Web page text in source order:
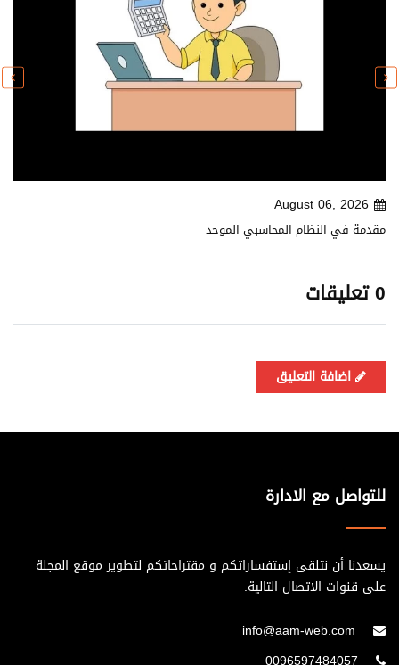
August 06, 2026
مقدمة في النظام المحاسبي الموحد
0 تعليقات
للتواصل مع الادارة
يسعدنا أن نتلقى إستفساراتكم و مقتراحاتكم لتطوير موقع المجلة
على قنوات الاتصال التالية.